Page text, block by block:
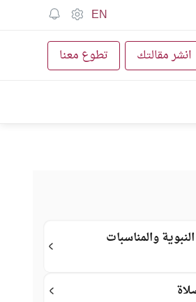
EN
انشر مقالتك تطوع معنا
والمناسبات